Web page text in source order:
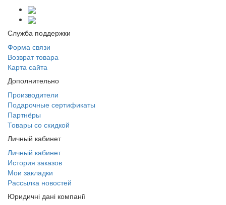
Служба поддержки
Форма связи
Возврат товара
Карта сайта
Дополнительно
Производители
Подарочные сертификаты
Партнёры
Товары со скидкой
Личный кабинет
Личный кабинет
История заказов
Мои закладки
Рассылка новостей
Юридичні дані компанії